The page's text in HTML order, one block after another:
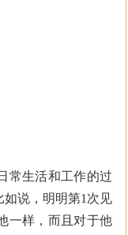
生活和工作的过
说，明明第1次见
一样，而且对于他